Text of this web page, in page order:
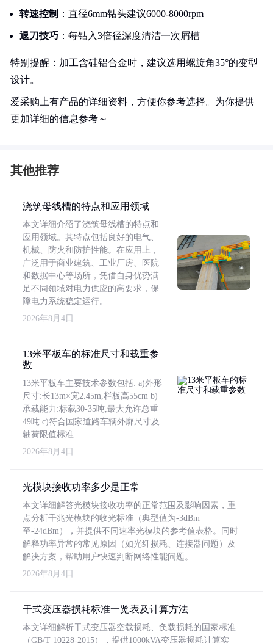
转速控制 ：直径6mm钻头建议6000-8000rpm
退刀技巧 ：每钻入3倍径深度清洁一次屑槽
特别提醒：加工含硅铝合金时，建议选用螺旋角35°的变型
设计。
爱采购上有产品的详细资料，方便你参考选择。为你提供
更加详细的信息参考～
其他推荐
浇筑母线槽的特点和应用领域
本文详细介绍了浇筑母线槽的特点和
应用领域。其特点包括良好的电气、
机械、防火和防护性能。在应用上，
广泛用于商业建筑、工业厂房、医院
和数据中心等场所，凭借自身优势满
足不同领域对电力供应的高要求，保
障电力系统稳定运行。
2026年8月4日
13米平板车的标准尺寸和载重参
数
13米平板车主要技术参数包括: a)外形
尺寸:长13m×宽2.45m,栏板高55cm b)
承载能力:标载30-35吨,最大允许总重
49吨 c)符合国家道路车辆外廓尺寸及
轴荷限值标准
2026年8月4日
光模块接收功率多少是正常
本文详细解答光模块接收功率的正常范围及影响因素，重
点分析千兆光模块的收光标准（典型值为-3dBm
至-24dBm），并提供不同速率光模块的参考值表格。同时
解释功率异常的常见原因（如光纤损耗、连接器问题）及
解决方案，帮助用户快速判断网络性能问题。
2026年8月4日
干式变压器损耗标准一览表及计算方法
本文详细解析干式变压器空载损耗、负载损耗的国家标准
（GB/T 10228-2015），提供1000kVA变压器损耗计算实